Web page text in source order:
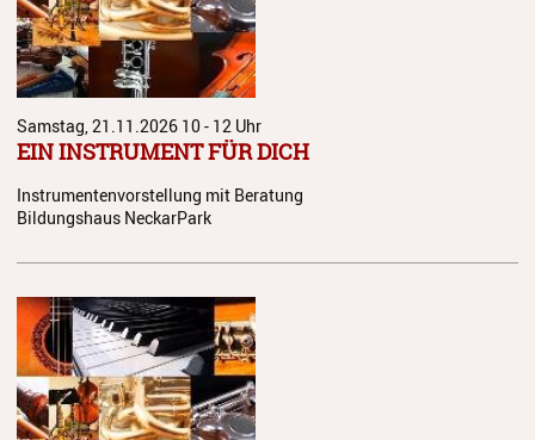
Jazz Workshop 2024
Musikproduktion, DJing und
Recoring Workshop
Jazz Workshop 2023
Barockorchester
Kongress
ETHNO
Umrahmungen
Hörgang
Samstag, 21.11.2026 10 - 12 Uhr
EIN INSTRUMENT FÜR DICH
Instrumentenvorstellung mit Beratung
Bildungshaus NeckarPark